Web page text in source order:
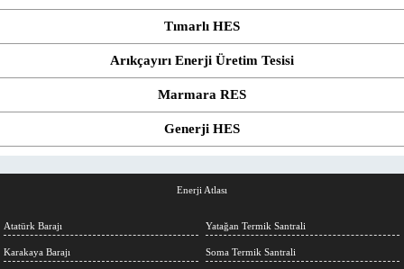
Tımarlı HES
Arıkçayırı Enerji Üretim Tesisi
Marmara RES
Generji HES
Enerji Atlası
Atatürk Barajı
Karakaya Barajı
Yatağan Termik Santrali
Soma Termik Santrali